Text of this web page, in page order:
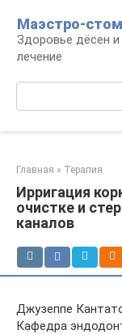
контенту
Маэстро-
Здоровье дёсен и
лечение
Главная » Терапия
Ирригация
очистке и
каналов
Джузеппе
Кафедра